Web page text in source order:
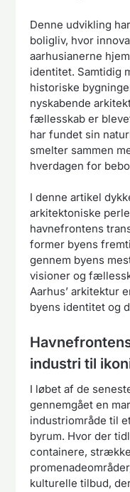
Denne udvikling
boligliv, hvor
aarhusianerne
identitet. Samtidig
historiske
nyskabende
fællesskab er
har fundet sin
smelter sammen
hverdagen for
I denne artikel
arkitektoniske
havnefrontens
former byens
gennem byens
visioner og
Aarhus’ arkitektur
byens identitet og
industri til
I løbet af de
gennemgået en
industriområde til
byrum. Hvor der
containere,
kulturelle tilbud,